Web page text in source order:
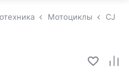
Мотоциклы CJ